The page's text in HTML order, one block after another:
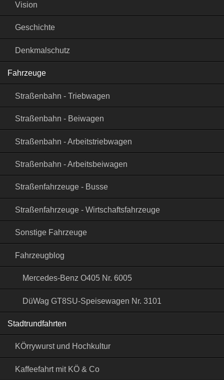
Vision
Geschichte
Denkmalschutz
Fahrzeuge
Straßenbahn - Triebwagen
Straßenbahn - Beiwagen
Straßenbahn - Arbeitstriebwagen
Straßenbahn - Arbeitsbeiwagen
Straßenfahrzeuge - Busse
Straßenfahrzeuge - Wirtschaftsfahrzeuge
Sonstige Fahrzeuge
Fahrzeugblog
Mercedes-Benz O405 Nr. 6005
DüWag GT8SU-Speisewagen Nr. 3101
Stadtrundfahrten
KÖrrywurst und Hochkultur
Kaffeefahrt mit KÖ & Co